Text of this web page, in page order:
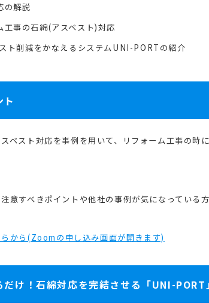
の解説
工事の石綿(アスベスト)対応
ト削減をかなえるシステムUNI-PORTの紹介
ベスト対応を事例を用いて、
リフォーム工事の時
意すべきポイントや他社の事例が気になっている
から(Zoomの申し込み画面が開きます)
け！石綿対応を完結させる「UNI-PORT」